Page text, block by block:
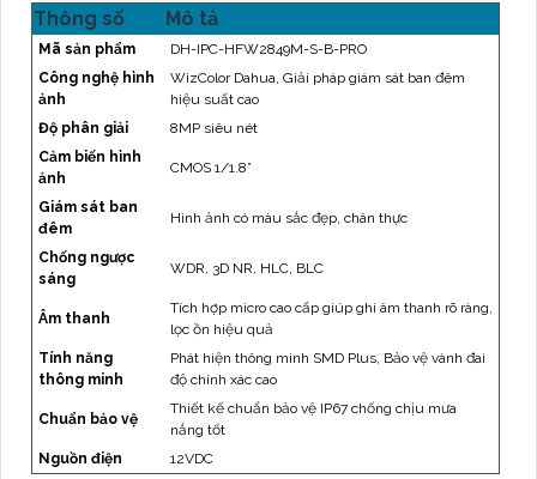
Thông số Mô tả
Mã sản phẩm
DH-IPC-HFW2849M-S-B-PRO
Công nghệ hình
ảnh
WizColor Dahua, Giải pháp giám sát ban đêm
hiệu suất cao
Độ phân giải
8MP siêu nét
Cảm biến hình
ảnh
CMOS 1/1.8”
Giám sát ban
đêm
Hình ảnh có màu sắc đẹp, chân thực
Chống ngược
sáng
WDR, 3D NR, HLC, BLC
Âm thanh
Tích hợp micro cao cấp giúp ghi âm thanh rõ ràng,
lọc ồn hiệu quả
Tính năng
thông minh
Phát hiện thông minh SMD Plus, Bảo vệ vành đai
độ chính xác cao
Chuẩn bảo vệ
Thiết kế chuẩn bảo vệ IP67 chống chịu mưa
nắng tốt
Nguồn điện
12VDC